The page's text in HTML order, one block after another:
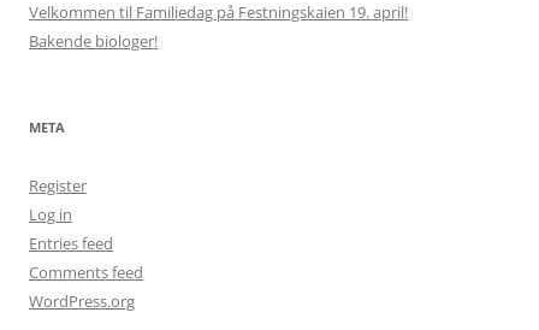
Velkommen til Familiedag på Festningskaien 19. april!
Bakende biologer!
META
Register
Log in
Entries feed
Comments feed
WordPress.org